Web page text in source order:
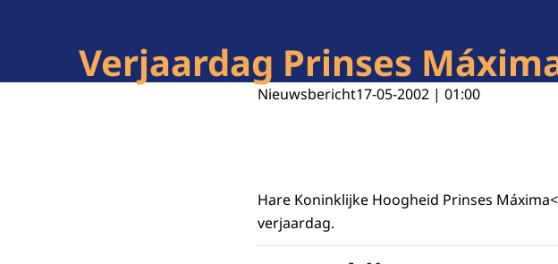
Verjaardag Prinses
Nieuwsbericht17-05-2002 | 01:00
Hare Koninklijke Hoogheid Prinses
verjaardag.